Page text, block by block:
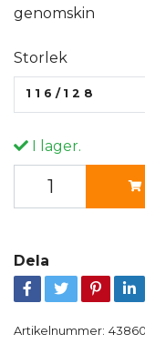
genomskin
Storlek
116/128
I lager.
Dela
Artikelnummer: